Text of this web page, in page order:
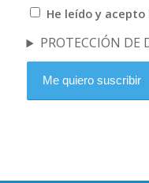
He leído y acepto
PROTECCIÓN DE